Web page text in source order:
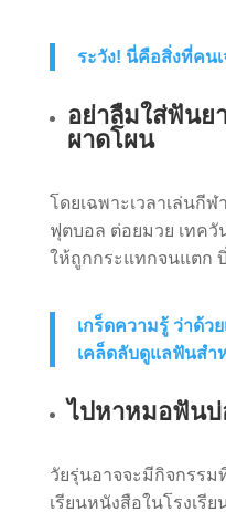
ระวัง! นี่คือสิ่งที่คน
อย่าลืมใส่ฟันย
ผาดโผน
โดยเฉพาะเวลาเล่นกีฬ
ฟุตบอล ต่อยมวย เทควั
ให้ถูกกระแทกจนแตก
เกร็ดความรู้ ว่าด้วย
เคล็ดลับดูแลฟันสำ
ไปหาหมอฟันบ่
วัยรุ่นอาจจะมีกิจกรรม
เรียนหนังสือในโรงเรี